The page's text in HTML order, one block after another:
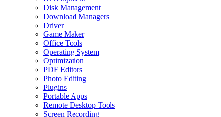
Disk Management
Download Managers
Driver
Game Maker
Office Tools
Operating System
Optimization
PDF Editors
Photo Editing
Plugins
Portable Apps
Remote Desktop Tools
Screen Recording